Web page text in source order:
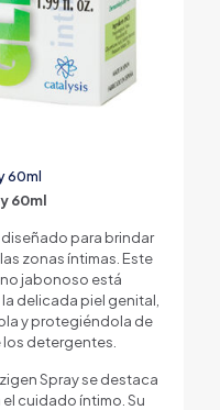
60ml
60ml
para brindar
zonas íntimas. Este
jabonoso está
delicada piel genital,
y protegiéndola de
detergentes.
Spray se destaca
cuidado íntimo. Su